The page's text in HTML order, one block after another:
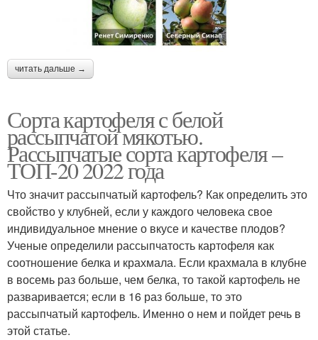
читать дальше →
Сорта картофеля с белой
рассыпчатой мякотью.
Рассыпчатые сорта картофеля –
ТОП-20 2022 года
Что значит рассыпчатый картофель? Как определить это
свойство у клубней, если у каждого человека свое
индивидуальное мнение о вкусе и качестве плодов?
Ученые определили рассыпчатость картофеля как
соотношение белка и крахмала. Если крахмала в клубне
в восемь раз больше, чем белка, то такой картофель не
разваривается; если в 16 раз больше, то это
рассыпчатый картофель. Именно о нем и пойдет речь в
этой статье.